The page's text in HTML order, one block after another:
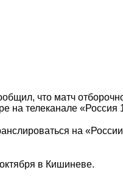
что матч
на телеканале «Россия
на
в Кишиневе.